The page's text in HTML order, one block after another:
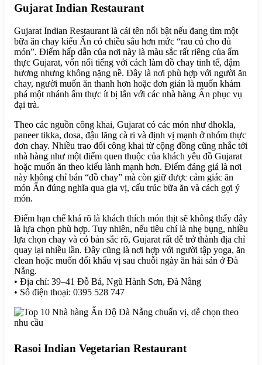
Gujarat Indian Restaurant
Gujarat Indian Restaurant là cái tên nổi bật nếu đang tìm một
bữa ăn chay kiểu Ấn có chiều sâu hơn mức “rau củ cho đủ
món”. Điểm hấp dẫn của nơi này là màu sắc rất riêng của ẩm
thực Gujarat, vốn nổi tiếng với cách làm đồ chay tinh tế, đậm
hương nhưng không nặng nề. Đây là nơi phù hợp với người ăn
chay, người muốn ăn thanh hơn hoặc đơn giản là muốn khám
phá một nhánh ẩm thực ít bị lẫn với các nhà hàng Ấn phục vụ
đại trà.
Theo các nguồn công khai, Gujarat có các món như dhokla,
paneer tikka, dosa, đậu lăng cà ri và định vị mạnh ở nhóm thực
đơn chay. Nhiều trao đổi công khai từ cộng đồng cũng nhắc tới
nhà hàng như một điểm quen thuộc của khách yêu đồ Gujarat
hoặc muốn ăn theo kiểu lành mạnh hơn. Điểm đáng giá là nơi
này không chỉ bán “đồ chay” mà còn giữ được cảm giác ăn
món Ấn đúng nghĩa qua gia vị, cấu trúc bữa ăn và cách gợi ý
món.
Điểm hạn chế khá rõ là khách thích món thịt sẽ không thấy đây
là lựa chọn phù hợp. Tuy nhiên, nếu tiêu chí là nhẹ bụng, nhiều
lựa chọn chay và có bản sắc rõ, Gujarat rất dễ trở thành địa chỉ
quay lại nhiều lần. Đây cũng là nơi hợp với người tập yoga, ăn
clean hoặc muốn đổi khẩu vị sau chuỗi ngày ăn hải sản ở Đà
Nẵng.
• Địa chỉ: 39–41 Đỗ Bá, Ngũ Hành Sơn, Đà Nẵng
• Số điện thoại: 0395 528 747
Rasoi Indian Vegetarian Restaurant